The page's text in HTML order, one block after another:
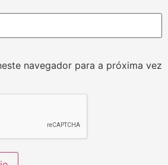
navegador para a próxima vez